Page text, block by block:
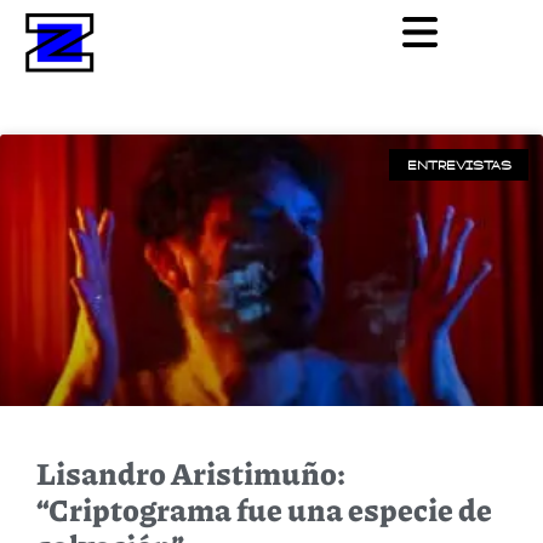
ENTREVISTAS
Lisandro Aristimuño:
“Criptograma fue una especie de